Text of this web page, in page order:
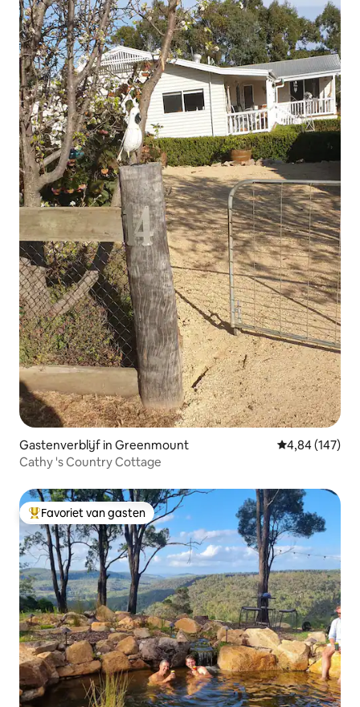
Gastenverblijf in Greenmount Gemiddelde
4,84 (147)
Cathy 's Country Cottage
Topfavoriet van gasten
Favoriet van gasten